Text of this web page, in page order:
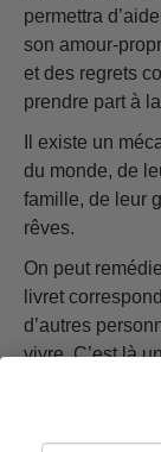
permettra
son amour-
et des regrets
prendre part à
Il existe un
du monde, de
famille, de leur
rêves.
On peut
livret
d’autres
vivre. C’est là
problème, et
détresse des